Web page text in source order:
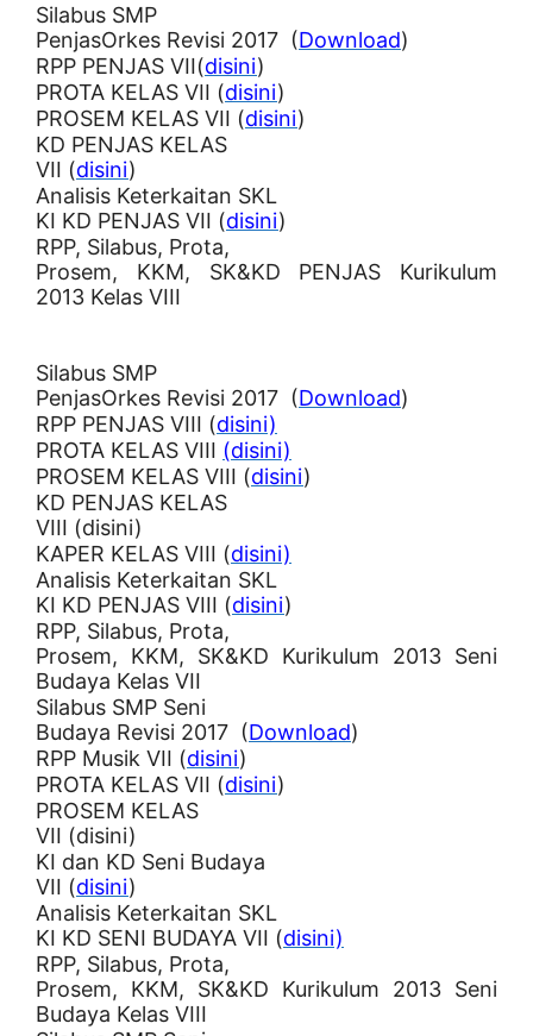
Silabus SMP
PenjasOrkes Revisi 2017 (Download)
RPP PENJAS VII(disini)
PROTA KELAS VII (disini)
PROSEM KELAS VII (disini)
KD PENJAS KELAS
VII (disini)
Analisis Keterkaitan SKL
KI KD PENJAS VII (disini)
RPP, Silabus, Prota,
Prosem, KKM, SK&KD PENJAS Kurikulum
2013 Kelas VIII
Silabus SMP
PenjasOrkes Revisi 2017 (Download)
RPP PENJAS VIII (disini)
PROTA KELAS VIII (disini)
PROSEM KELAS VIII (disini)
KD PENJAS KELAS
VIII (disini)
KAPER KELAS VIII (disini)
Analisis Keterkaitan SKL
KI KD PENJAS VIII (disini)
RPP, Silabus, Prota,
Prosem, KKM, SK&KD Kurikulum 2013 Seni
Budaya Kelas VII
Silabus SMP Seni
Budaya Revisi 2017 (Download)
RPP Musik VII (disini)
PROTA KELAS VII (disini)
PROSEM KELAS
VII (disini)
KI dan KD Seni Budaya
VII (disini)
Analisis Keterkaitan SKL
KI KD SENI BUDAYA VII (disini)
RPP, Silabus, Prota,
Prosem, KKM, SK&KD Kurikulum 2013 Seni
Budaya Kelas VIII